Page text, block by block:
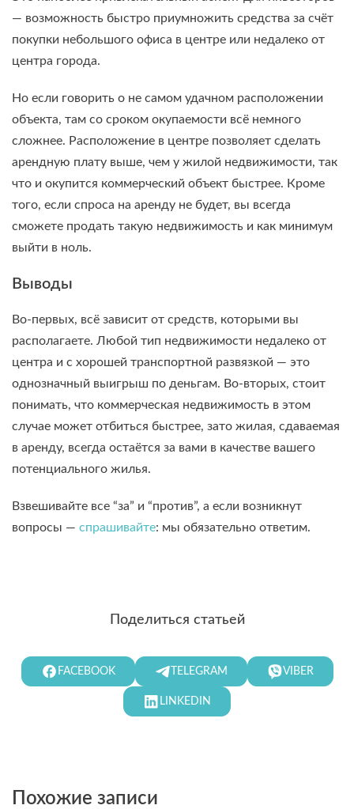
— возможность быстро приумножить средства за счёт
покупки небольшого офиса в центре или недалеко от
центра города.
Но если говорить о не самом удачном расположении
объекта, там со сроком окупаемости всё немного
сложнее. Расположение в центре позволяет сделать
арендную плату выше, чем у жилой недвижимости, так
что и окупится коммерческий объект быстрее. Кроме
того, если спроса на аренду не будет, вы всегда
сможете продать такую недвижимость и как минимум
выйти в ноль.
Выводы
Во-первых, всё зависит от средств, которыми вы
располагаете. Любой тип недвижимости недалеко от
центра и с хорошей транспортной развязкой — это
однозначный выигрыш по деньгам. Во-вторых, стоит
понимать, что коммерческая недвижимость в этом
случае может отбиться быстрее, зато жилая, сдаваемая
в аренду, всегда остаётся за вами в качестве вашего
потенциального жилья.
Взвешивайте все “за” и “против”, а если возникнут
вопросы — спрашивайте: мы обязательно ответим.
Поделиться статьей
FACEBOOK TELEGRAM VIBER
LINKEDIN
Похожие записи